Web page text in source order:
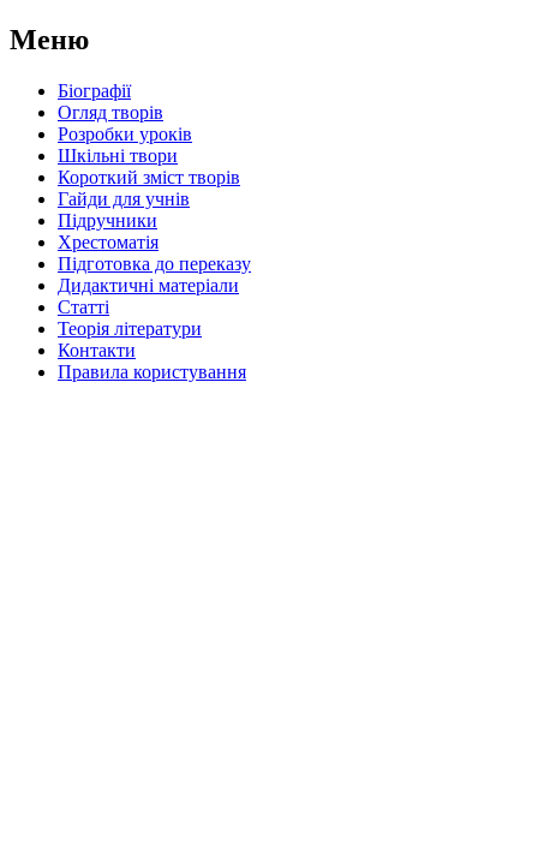
Меню
Біографії
Огляд творів
Розробки уроків
Шкільні твори
Короткий зміст творів
Гайди для учнів
Підручники
Хрестоматія
Підготовка до переказу
Дидактичні матеріали
Статті
Теорія літератури
Контакти
Правила користування